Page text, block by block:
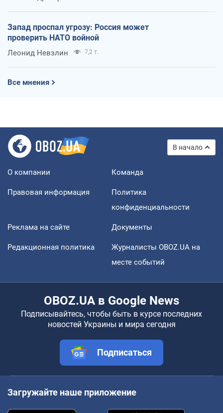
Запад проспал угрозу: Россия может
проверить НАТО войной
Леонид Невзлин 7,2 т.
Все мнения
В начало
О компании Команда
Правовая информация
Политика
конфиденциальности
Реклама на сайте Документы
Редакционная политика
Журналисты OBOZ.UA на
месте событий
OBOZ.UA в Google News
Подписывайтесь, чтобы быть в курсе последних
новостей Украины и мира сегодня
Подписаться
Загружайте наше приложение